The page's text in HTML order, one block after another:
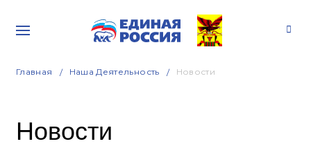
Главная Наша Деятельность Новости
Новости